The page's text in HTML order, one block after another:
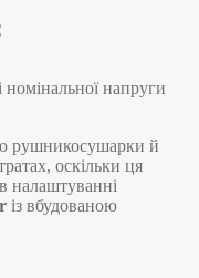
напруги
рушникосушарки й
оскільки ця
налаштуванні
із вбудованою